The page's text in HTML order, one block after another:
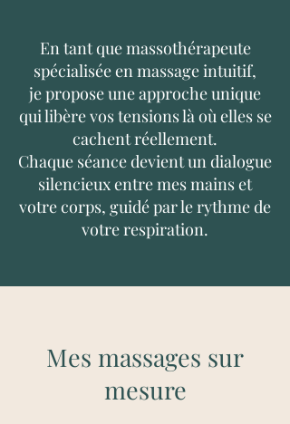
En tant que massothérapeute
spécialisée en massage intuitif,
je propose une approche unique
qui libère vos tensions là où elles se
cachent réellement.
Chaque séance devient un dialogue
silencieux entre mes mains et
votre corps, guidé par le rythme de
votre respiration.
Mes massages sur
mesure